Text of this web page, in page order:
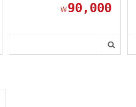
￦90,000